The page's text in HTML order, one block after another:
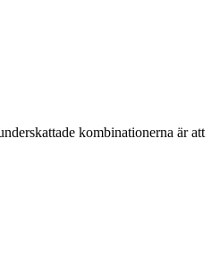
kombinationerna är att